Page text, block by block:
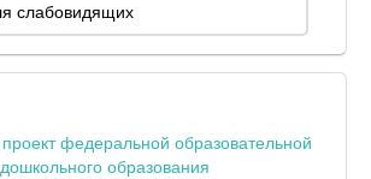
слабовидящих
федеральной образовательной
образования